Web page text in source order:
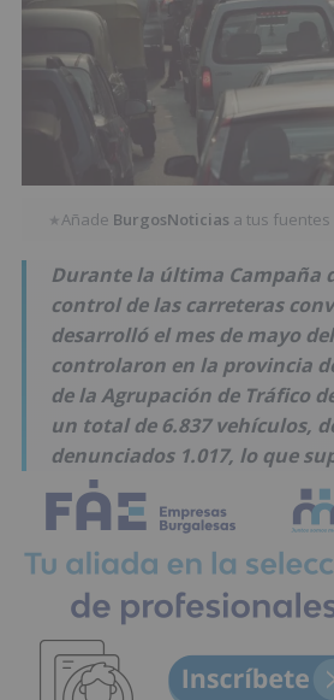
★Añade BurgosNoticias a tus
Durante la última Campaña
control de las carreteras
desarrolló el mes de mayo
controlaron en la provincia
de la Agrupación de Tráfico
un total de 6.837 vehículos,
denunciados 1.017, lo que